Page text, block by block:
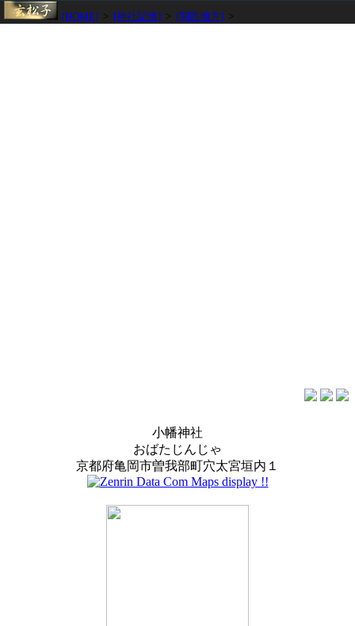
[HOME] [神社記憶] [関西地方]
小幡神社
おばたじんじゃ
京都府亀岡市曽我部町穴太宮垣内１